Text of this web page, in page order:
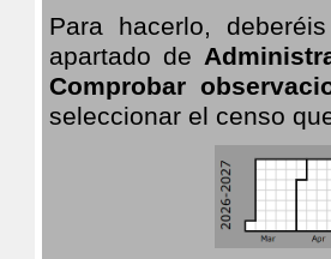
Para hacerlo,
apartado de
Comprobar
seleccionar el censo